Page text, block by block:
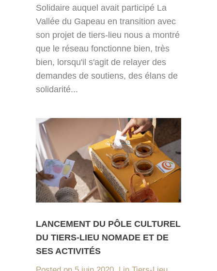
Solidaire auquel avait participé La
Vallée du Gapeau en transition avec
son projet de tiers-lieu nous a montré
que le réseau fonctionne bien, très
bien, lorsqu'il s'agit de relayer des
demandes de soutiens, des élans de
solidarité...
LANCEMENT DU PÔLE CULTUREL
DU TIERS-LIEU NOMADE ET DE
SES ACTIVITÉS